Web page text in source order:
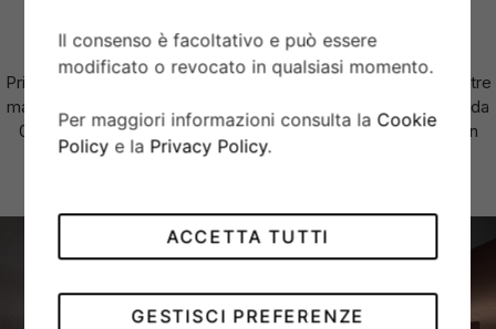
BRACCIALE
Prime maglie centrali in acciaio o in oro giallo massiccio. Le altre
maglie centrali sono costituite da un’anima in acciaio rivestita da
0,2 mm di oro giallo. Chiusura pieghevole TUDOR “T-fit” con
fermaglio di sicurezza. Il logo sul fermaglio è realizzato.
Il consenso è facoltativo e può essere
modificato o revocato in qualsiasi momento.
Per maggiori informazioni consulta la Cookie
Policy e la Privacy Policy.
GESTISCI PREFERENZE
ACCETTA TUTTI